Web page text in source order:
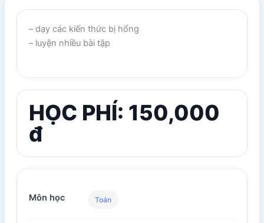
– dạy các kiến thức bị hổng
– luyện nhiều bài tập
HỌC PHÍ: 150,000
đ
Môn học Toán